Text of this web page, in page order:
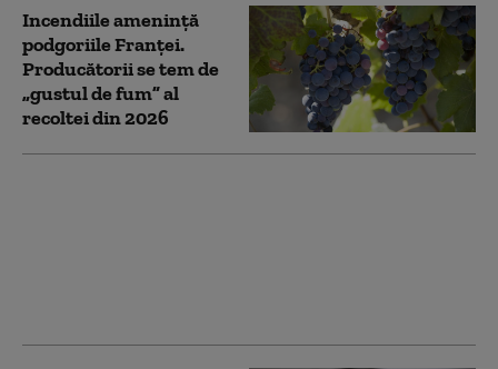
Incendiile amenință
podgoriile Franței.
Producătorii se tem de
„gustul de fum” al
recoltei din 2026